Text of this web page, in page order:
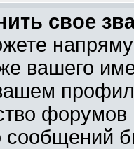
свое
вашего
форумов
сообщений